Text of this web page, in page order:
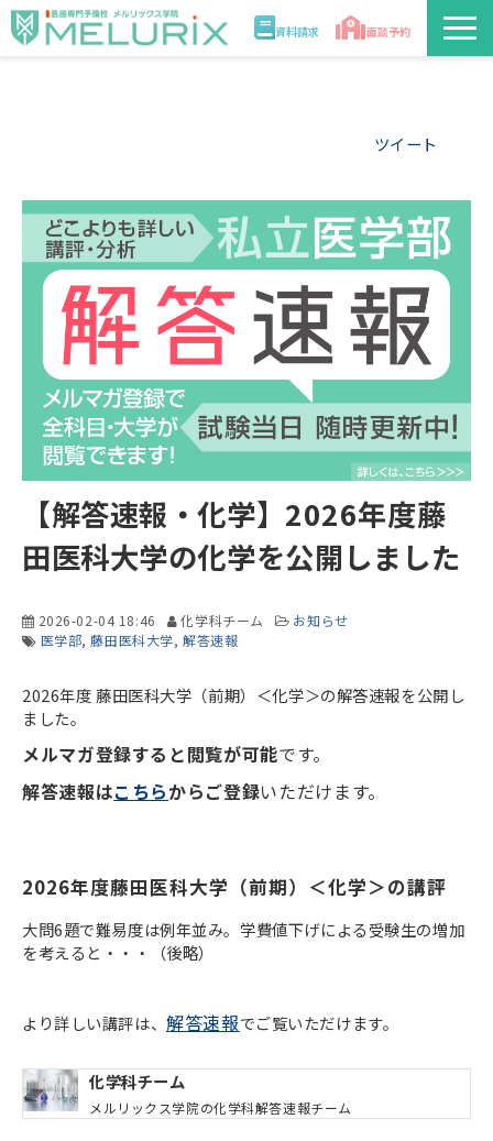
資料請求 面談予約
入学案内
合格実績・合格体験記
医学部解答速報2026
ツイート
【解答速報・化学】2026年度藤
田医科大学の化学を公開しました
2026-02-04 18:46 化学科チーム
お知らせ
医学部 藤田医科大学 解答速報
2026年度 藤田医科大学（前期）＜化学＞の解答速報を公開し
ました。
メルマガ登録すると閲覧が可能です。
解答速報はこちらからご登録いただけます。
2026年度藤田医科大学（前期）＜化学＞の講評
大問6題で難易度は例年並み。学費値下げによる受験生の増加
を考えると・・・（後略）
より詳しい講評は、解答速報でご覧いただけます。
化学科チーム
メルリックス学院の化学科解答速報チーム